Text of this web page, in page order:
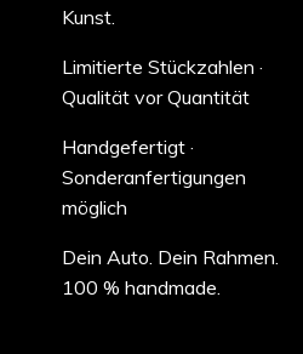
Kunst.
Limitierte Stückzahlen ·
Qualität vor Quantität
Handgefertigt ·
Sonderanfertigungen
möglich
Dein Auto. Dein Rahmen.
100 % handmade.